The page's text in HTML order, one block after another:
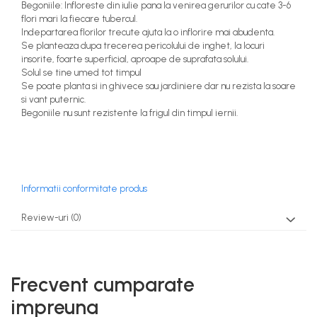
Ingrasaminte plante - FLORI -
GEL
Casa, Gradina
Accesorii agricole
Accesorii gard electric
Accesorii irigat
Carabine/ carlige
Fir/Ata de legat
Foarfeci
Begoniile: Infloreste din iulie pana la venirea gerurilor cu cate 3-6
flori mari la fiecare tubercul.
Indepartarea florilor trecute ajuta la o inflorire mai abudenta.
Se planteaza dupa trecerea pericolului de inghet, la locuri
insorite, foarte superficial, aproape de suprafata solului.
Solul se tine umed tot timpul
Se poate planta si in ghivece sau jardiniere dar nu rezista la soare
si vant puternic.
Begoniile nu sunt rezistente la frigul din timpul iernii.
Informatii conformitate produs
Review-uri (0)
Frecvent cumparate
impreuna